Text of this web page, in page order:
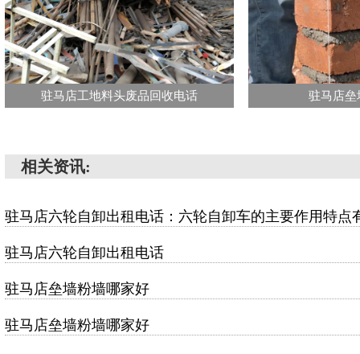
驻马店工地料头废品回收电话 驻马店垒
相关资讯:
驻马店六轮自卸出租电话：六轮自卸车的主要作用特点
驻马店六轮自卸出租电话
驻马店垒墙粉墙哪家好
驻马店垒墙粉墙哪家好